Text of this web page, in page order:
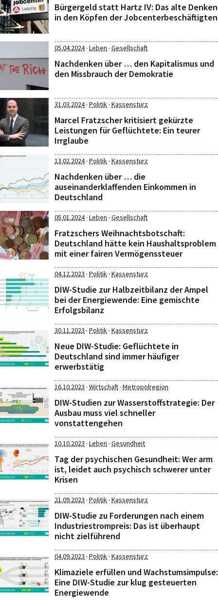
Bürgergeld statt Hartz IV: Das alte Denken
in den Köpfen der Jobcenterbeschäftigten
05.04.2024· Leben · Gesellschaft
Nachdenken über … den Kapitalismus und
den Missbrauch der Demokratie
31.03.2024· Politik· Kassensturz
Marcel Fratzscher kritisiert gekürzte
Leistungen für Geflüchtete: Ein teurer
Irrglaube
13.02.2024· Politik· Kassensturz
Nachdenken über … die
auseinanderklaffenden Einkommen in
Deutschland
05.01.2024· Leben · Gesellschaft
Fratzschers Weihnachtsbotschaft:
Deutschland hätte kein Haushaltsproblem
mit einer fairen Vermögenssteuer
04.12.2023 · Politik· Kassensturz
DIW-Studie zur Halbzeitbilanz der Ampel
bei der Energiewende: Eine gemischte
Erfolgsbilanz
30.11.2023 · Politik· Kassensturz
Neue DIW-Studie: Geflüchtete in
Deutschland sind immer häufiger
erwerbstätig
16.10.2023 · Wirtschaft· Metropolregion
DIW-Studien zur Wasserstoffstrategie: Der
Ausbau muss viel schneller
vonstattengehen
10.10.2023 · Leben · Gesundheit
Tag der psychischen Gesundheit: Wer arm
ist, leidet auch psychisch schwerer unter
Krisen
21.09.2023 · Politik· Kassensturz
DIW-Studie zu Forderungen nach einem
Industriestrompreis: Das ist überhaupt
nicht zielführend
04.09.2023 · Politik· Kassensturz
Klimaziele erfüllen und Wachstumsimpulse:
Eine DIW-Studie zur klug gesteuerten
Energiewende